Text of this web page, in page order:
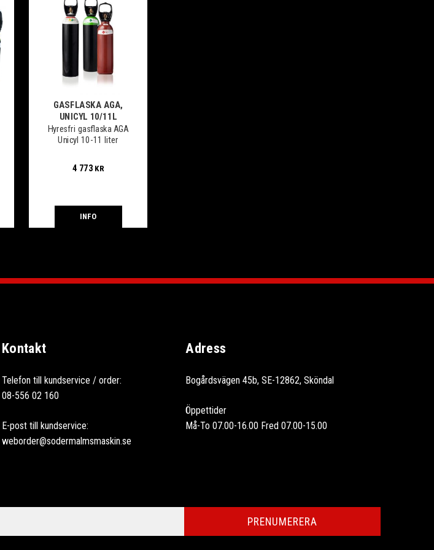
GASFLASKA AGA,
UNICYL 10/11L
Hyresfri gasflaska AGA
Unicyl 10-11 liter
4 773 KR
INFO
Kontakt
Telefon till kundservice / order:
08-556 02 160
E-post till kundservice:
weborder@sodermalmsmaskin.se
Adress
Bogårdsvägen 45b, SE-12862, Sköndal
Öppettider
Må-To 07.00-16.00 Fred 07.00-15.00
PRENUMERERA